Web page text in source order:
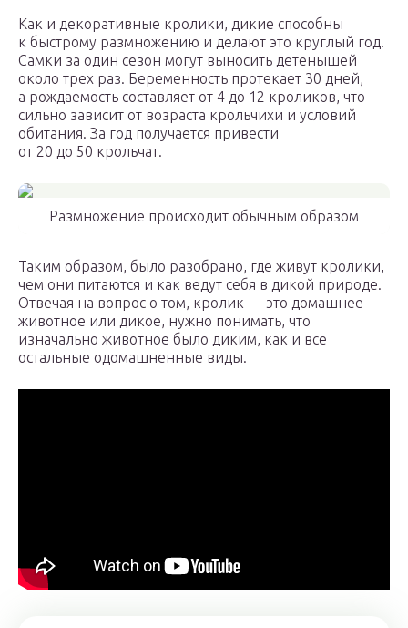
Как и декоративные кролики, дикие способны
к быстрому размножению и делают это круглый год.
Самки за один сезон могут выносить детенышей
около трех раз. Беременность протекает 30 дней,
а рождаемость составляет от 4 до 12 кроликов, что
сильно зависит от возраста крольчихи и условий
обитания. За год получается привести
от 20 до 50 крольчат.
Размножение происходит обычным образом
Таким образом, было разобрано, где живут кролики,
чем они питаются и как ведут себя в дикой природе.
Отвечая на вопрос о том, кролик — это домашнее
животное или дикое, нужно понимать, что
изначально животное было диким, как и все
остальные одомашненные виды.